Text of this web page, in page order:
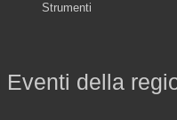
Strumenti
della